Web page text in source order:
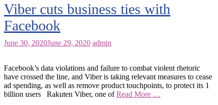
Viber cuts business ties with
Facebook
June 30, 2020June 29, 2020 admin
Facebook’s data violations and failure to combat violent rhetoric
have crossed the line, and Viber is taking relevant measures to cease
ad spending, as well as remove product touchpoints, to protect its 1
billion users Rakuten Viber, one ofRead More …